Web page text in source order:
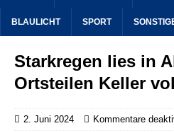
BLAULICHT SPORT
Starkregen lies in
Ortsteilen Keller
2. Juni 2024 Kommentare